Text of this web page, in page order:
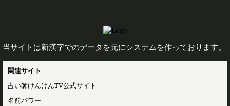
当サイトは新漢字でのデータを元にシステムを作っております。
関連サイト
占い師けんけんTV公式サイト
名前パワー